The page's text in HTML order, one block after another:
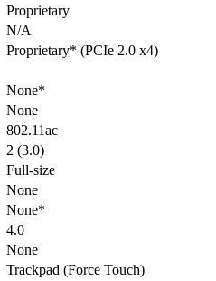
Proprietary
N/A
Proprietary* (PCIe 2.0 x4)
None*
None
802.11ac
2 (3.0)
Full-size
None
None*
4.0
None
Trackpad (Force Touch)